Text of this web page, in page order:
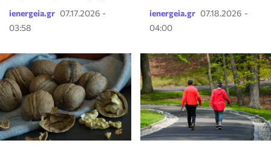
ienergeia.gr 07.17.2026 -
03:58
ienergeia.gr 07.18.2026 -
04:00